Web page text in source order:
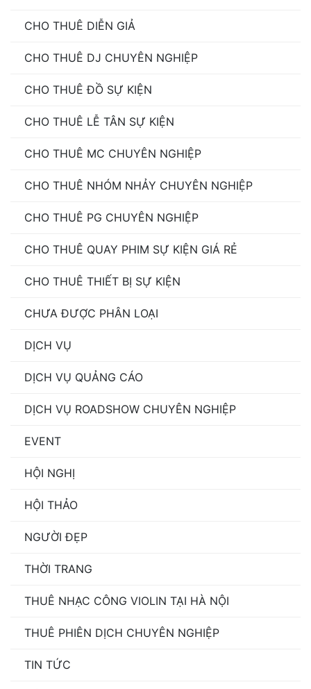
CHO THUÊ DIỄN GIẢ
CHO THUÊ DJ CHUYÊN NGHIỆP
CHO THUÊ ĐỒ SỰ KIỆN
CHO THUÊ LỄ TÂN SỰ KIỆN
CHO THUÊ MC CHUYÊN NGHIỆP
CHO THUÊ NHÓM NHẢY CHUYÊN NGHIỆP
CHO THUÊ PG CHUYÊN NGHIỆP
CHO THUÊ QUAY PHIM SỰ KIỆN GIÁ RẺ
CHO THUÊ THIẾT BỊ SỰ KIỆN
CHƯA ĐƯỢC PHÂN LOẠI
DỊCH VỤ
DỊCH VỤ QUẢNG CÁO
DỊCH VỤ ROADSHOW CHUYÊN NGHIỆP
EVENT
HỘI NGHỊ
HỘI THẢO
NGƯỜI ĐẸP
THỜI TRANG
THUÊ NHẠC CÔNG VIOLIN TẠI HÀ NỘI
THUÊ PHIÊN DỊCH CHUYÊN NGHIỆP
TIN TỨC